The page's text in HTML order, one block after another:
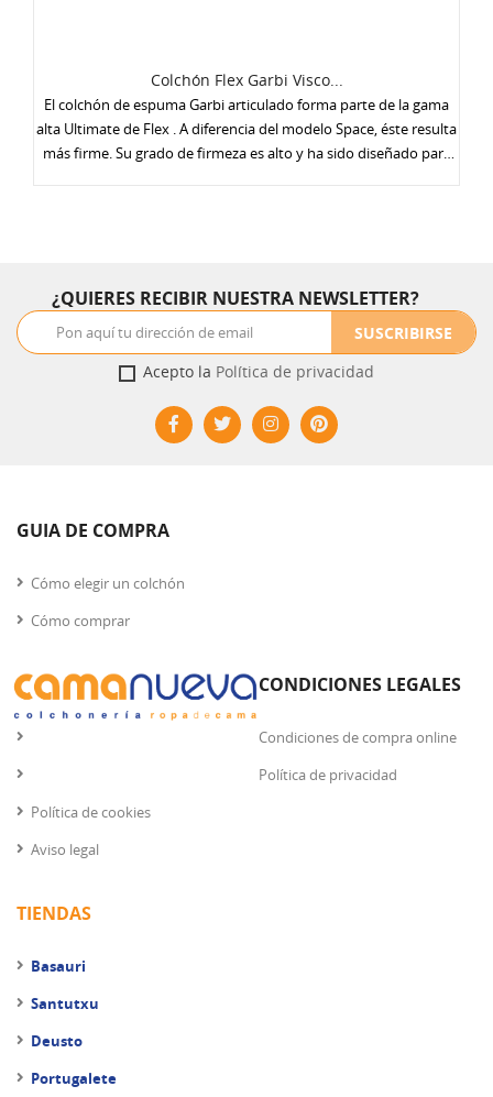
Colchón Flex Garbi Visco...
El colchón de espuma Garbi articulado forma parte de la gama
alta Ultimate de Flex . A diferencia del modelo Space, éste resulta
más firme. Su grado de firmeza es alto y ha sido diseñado para
cm.
¿QUIERES RECIBIR NUESTRA NEWSLETTER?
SUSCRIBIRSE
Acepto la Política de privacidad
GUIA DE COMPRA
Cómo elegir un colchón
Cómo comprar
CONDICIONES LEGALES
Condiciones de compra online
Política de privacidad
Política de cookies
Aviso legal
TIENDAS
Basauri
Santutxu
Deusto
Portugalete